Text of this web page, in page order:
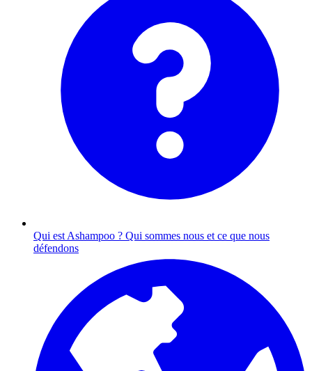
Qui est Ashampoo ? Qui sommes nous et ce que nous
défendons